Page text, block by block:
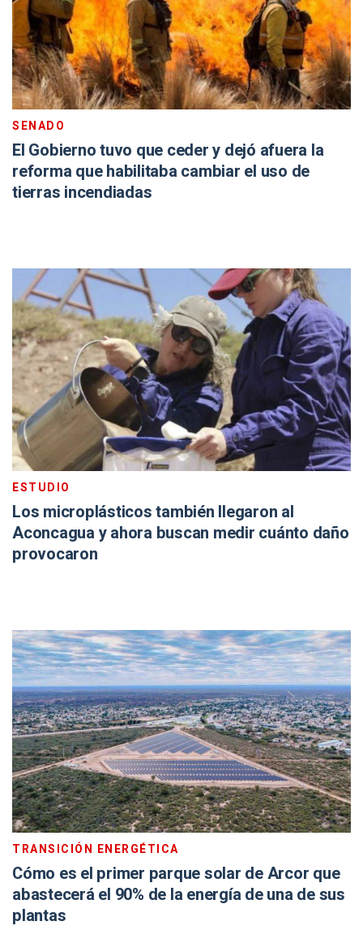
SENADO
El Gobierno tuvo que ceder y dejó afuera la
reforma que habilitaba cambiar el uso de
tierras incendiadas
ESTUDIO
Los microplásticos también llegaron al
Aconcagua y ahora buscan medir cuánto daño
provocaron
TRANSICIÓN ENERGÉTICA
Cómo es el primer parque solar de Arcor que
abastecerá el 90% de la energía de una de sus
plantas